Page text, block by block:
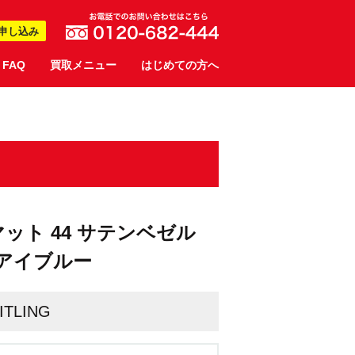
し込み
FAQ 買取メニュー はじめての方へ
ト 44 サテンベゼル
イブルー